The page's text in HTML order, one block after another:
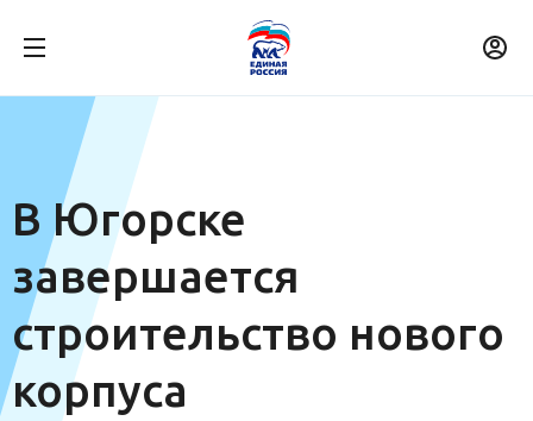
В Югорске
завершается
строительство нового
корпуса